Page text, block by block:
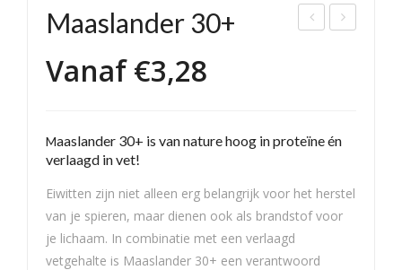
dba
met
kris
202
Maaslander 30+
Vanaf€3,28
Maaslander 30+ is van nature hoog in proteïne én
verlaagd in vet!
Eiwitten zijn niet alleen erg belangrijk voor het herstel
van je spieren, maar dienen ook als brandstof voor
je lichaam. In combinatie met een verlaagd
vetgehalte is Maaslander 30+ een verantwoord